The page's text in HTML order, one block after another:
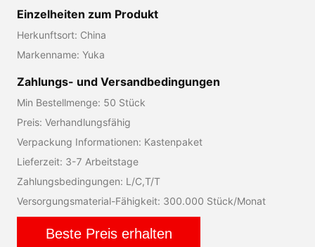
Einzelheiten zum Produkt
Herkunftsort: China
Markenname: Yuka
Zahlungs- und Versandbedingungen
Min Bestellmenge: 50 Stück
Preis: Verhandlungsfähig
Verpackung Informationen: Kastenpaket
Lieferzeit: 3-7 Arbeitstage
Zahlungsbedingungen: L/C,T/T
Versorgungsmaterial-Fähigkeit: 300.000 Stück/Monat
Beste Preis erhalten